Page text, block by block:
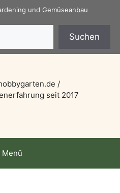
und Gemüseanbau
Suchen
/
seit 2017
Menü